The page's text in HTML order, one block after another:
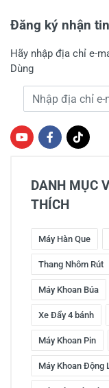
Đăng ký nhận
Hãy nhập địa chỉ e-
Dùng
Địa chỉ e-mail
DANH MỤC
THÍCH
Máy Hàn Que
Thang Nhôm Rút
Máy Khoan Búa
Xe Đẩy 4 bánh
Máy Khoan Pin
Máy Khoan Động